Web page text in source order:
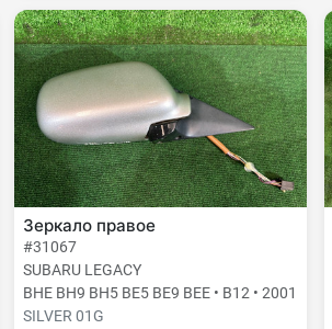
Зеркало правое
#31067
SUBARU LEGACY
BHE BH9 BH5 BE5 BE9 BEE • B12 • 2001
SILVER 01G